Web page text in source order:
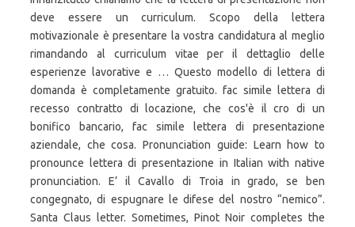
deve essere un curriculum. Scopo della lettera
motivazionale è presentare la vostra candidatura al meglio
rimandando al curriculum vitae per il dettaglio delle
esperienze lavorative e … Questo modello di lettera di
domanda è completamente gratuito. fac simile lettera di
recesso contratto di locazione, che cos'è il cro di un
bonifico bancario, fac simile lettera di presentazione
aziendale, che cosa. Pronunciation guide: Learn how to
pronounce lettera di presentazione in Italian with native
pronunciation. E’ il Cavallo di Troia in grado, se ben
congegnato, di espugnare le difese del nostro “nemico”.
Santa Claus letter. Sometimes, Pinot Noir completes the